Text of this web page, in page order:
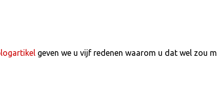
geven we u vijf redenen waarom u dat wel zou